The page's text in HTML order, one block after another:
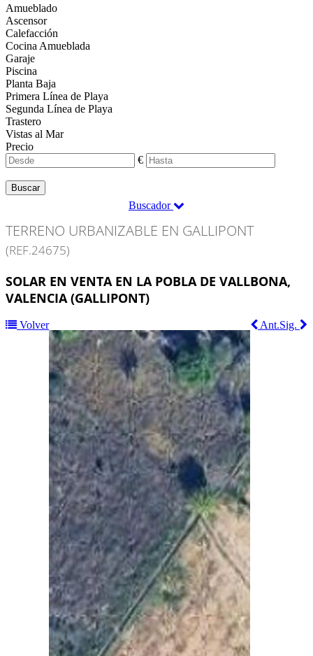
Amueblado
Ascensor
Calefacción
Cocina Amueblada
Garaje
Piscina
Planta Baja
Primera Línea de Playa
Segunda Línea de Playa
Trastero
Vistas al Mar
Precio
€
Buscar
Buscador
TERRENO URBANIZABLE EN GALLIPONT
(REF.24675)
SOLAR EN VENTA EN LA POBLA DE VALLBONA,
VALENCIA (GALLIPONT)
Volver Sig.
Ant.